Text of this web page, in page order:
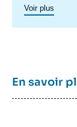
modes de
venir. Par
politique et
dans le
pôle
débat de
Voir plus
En savoir